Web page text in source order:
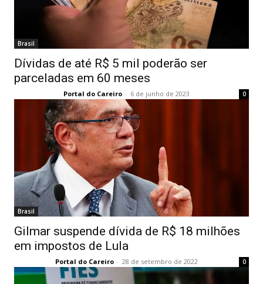
Brasil
Dívidas de até R$ 5 mil poderão ser
parceladas em 60 meses
Portal do Careiro - 6 de junho de 2023 0
Brasil
Gilmar suspende dívida de R$ 18 milhões
em impostos de Lula
Portal do Careiro - 28 de setembro de 2022 0